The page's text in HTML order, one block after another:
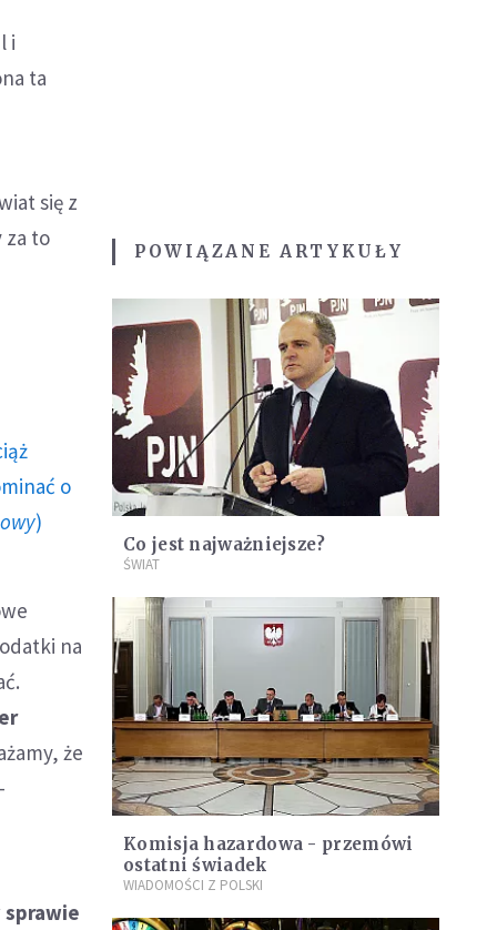
i
ta
się z
za to
o
)
na
że
sprawie
POWIĄZANE ARTYKUŁY
Co jest najważniejsze?
ŚWIAT
Komisja hazardowa - przemówi
ostatni świadek
WIADOMOŚCI Z POLSKI